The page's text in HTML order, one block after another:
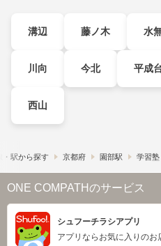
溝辺 藤ノ木 水
川向 今北 平成
西山
・駅から探す 京都府 園部駅 学習
ONE COMPATHのサービス
シュフーチラシアプリ
アプリならお気に入りのお